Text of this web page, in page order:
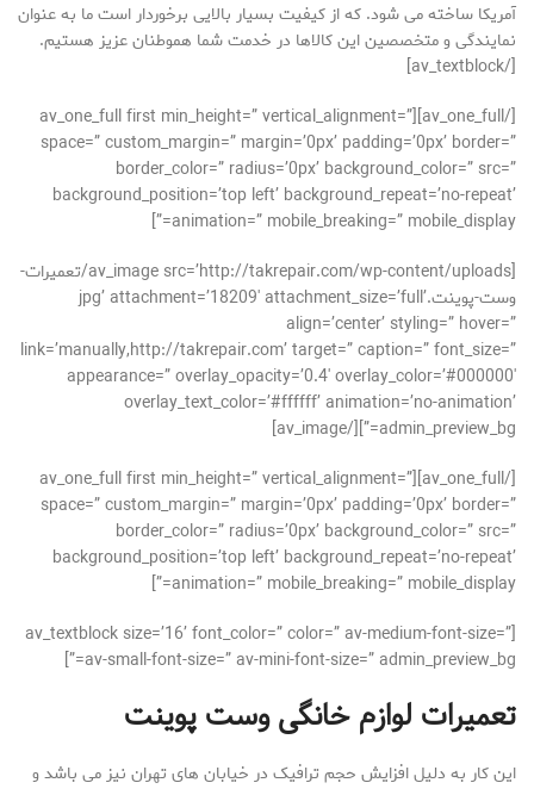
آمریکا ساخته می شود. که از کیفیت بسیار بالایی برخوردار است ما به عنوان
نمایندگی و متخصصین این کالاها در خدمت شما هموطنان عزیز هستیم.
[/av_textblock]
[/av_one_full][av_one_full first min_height=” vertical_alignment=”
space=” custom_margin=” margin=’0px’ padding=’0px’ border=”
border_color=” radius=’0px’ background_color=” src=”
background_position=’top left’ background_repeat=’no-repeat’
animation=” mobile_breaking=” mobile_display=”]
[av_image src=’http://takrepair.com/wp-content/uploads/تعمیرات-
وست-پوینت.jpg’ attachment=’18209′ attachment_size=’full’
align=’center’ styling=” hover=”
link=’manually,http://takrepair.com’ target=” caption=” font_size=”
appearance=” overlay_opacity=’0.4′ overlay_color=’#000000′
overlay_text_color=’#ffffff’ animation=’no-animation’
admin_preview_bg=”][/av_image]
[/av_one_full][av_one_full first min_height=” vertical_alignment=”
space=” custom_margin=” margin=’0px’ padding=’0px’ border=”
border_color=” radius=’0px’ background_color=” src=”
background_position=’top left’ background_repeat=’no-repeat’
animation=” mobile_breaking=” mobile_display=”]
[av_textblock size=’16’ font_color=” color=” av-medium-font-size=”
av-small-font-size=” av-mini-font-size=” admin_preview_bg=”]
تعمیرات لوازم خانگی وست پوینت
این کار به دلیل افزایش حجم ترافیک در خیابان های تهران نیز می باشد و